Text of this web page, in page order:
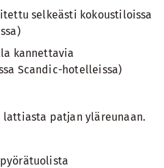
selkeästi kokoustiloissa
kannettavia
Scandic-hotelleissa)
lattiasta patjan yläreunaan.